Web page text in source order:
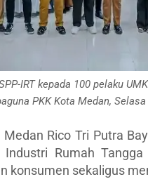
IRT kepada 100 pelaku
PKK Kota Medan,
Medan Rico Tri Putra
Rumah
konsumen sekaligus